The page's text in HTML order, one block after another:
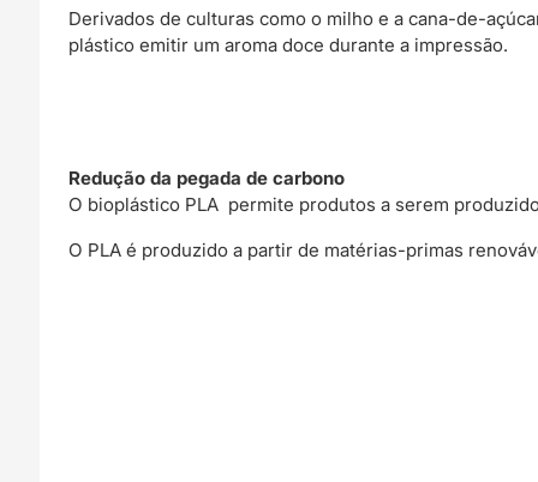
Derivados de culturas como o milho e a cana-de-
plástico emitir um aroma doce durante a impressão.
Redução da pegada de carbono
O bioplástico PLA permite produtos a serem
O PLA é produzido a partir de matérias-primas